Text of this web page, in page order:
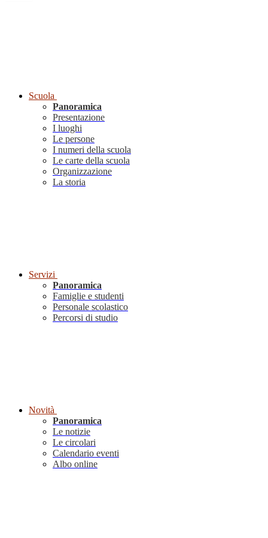
Scuola
Panoramica
Presentazione
I luoghi
Le persone
I numeri della scuola
Le carte della scuola
Organizzazione
La storia
Servizi
Panoramica
Famiglie e studenti
Personale scolastico
Percorsi di studio
Novità
Panoramica
Le notizie
Le circolari
Calendario eventi
Albo online